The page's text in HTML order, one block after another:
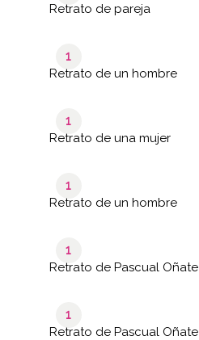
Retrato de pareja
1
Retrato de un hombre
1
Retrato de una mujer
1
Retrato de un hombre
1
Retrato de Pascual Oñate
1
Retrato de Pascual Oñate